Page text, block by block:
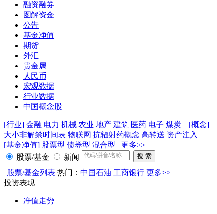
融资融券
图解资金
公告
基金净值
期货
外汇
贵金属
人民币
宏观数据
行业数据
中国概念股
[行业] 金融 电力 机械 农业 地产 建筑 医药 电子 煤炭
[概念]
大小非解禁时间表 物联网 抗辐射药概念 高转送 资产注入
[基金净值] 股票型 债券型 混合型
更多>>
股票/基金
新闻
股票/基金列表 热门： 中国石油 工商银行 更多>>
投资表现
净值走势